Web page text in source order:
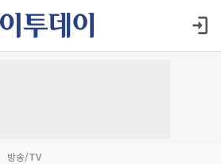
방송/TV